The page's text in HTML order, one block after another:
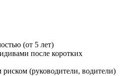
(от 5 лет)
после коротких
(руководители, водители)